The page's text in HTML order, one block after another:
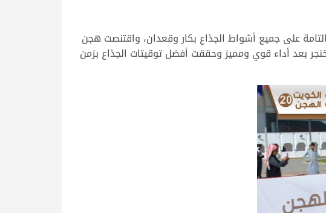
على جميع أشواط الجذاع بكار وقعدان، واقتنصت هجن
بعد أداء قوي ومميز وحققت أفضل توقيتات الجذاع بزمن